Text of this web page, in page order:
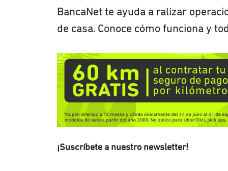
BancaNet te ayuda a ralizar
de casa. Conoce cómo funciona y
¡Suscríbete a nuestro newsletter!